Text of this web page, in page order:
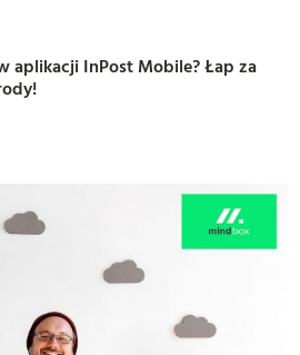
aplikacji InPost Mobile? Łap za